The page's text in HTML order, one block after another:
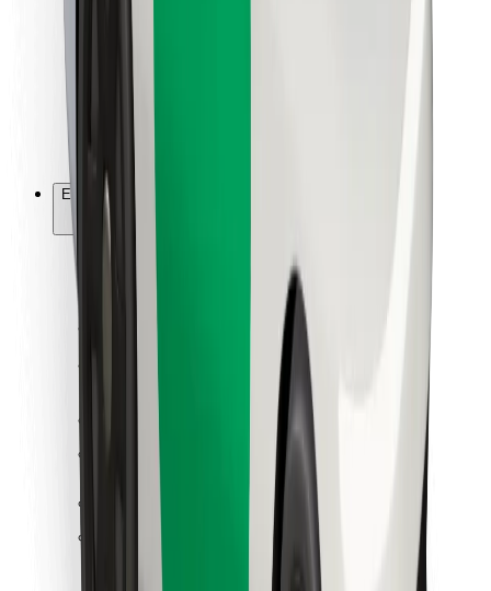
Ételfutároknak
Flottapartnereknek
Éttermeknek
Bolt for Business
Egyéb
Felhasználási feltételek
Pár perc alatt ott vagyunk érted!
Bolt alkalmazás letöltése
Találd meg kedvenc ételedet!
Bolt Food app letöltése